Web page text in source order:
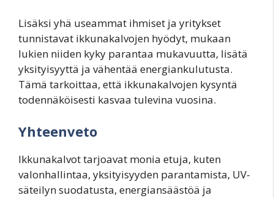
Lisäksi yhä useammat ihmiset ja yritykset
tunnistavat ikkunakalvojen hyödyt, mukaan
lukien niiden kyky parantaa mukavuutta, lisätä
yksityisyyttä ja vähentää energiankulutusta.
Tämä tarkoittaa, että ikkunakalvojen kysyntä
todennäköisesti kasvaa tulevina vuosina.
Yhteenveto
Ikkunakalvot tarjoavat monia etuja, kuten
valonhallintaa, yksityisyyden parantamista, UV-
säteilyn suodatusta, energiansäästöä ja